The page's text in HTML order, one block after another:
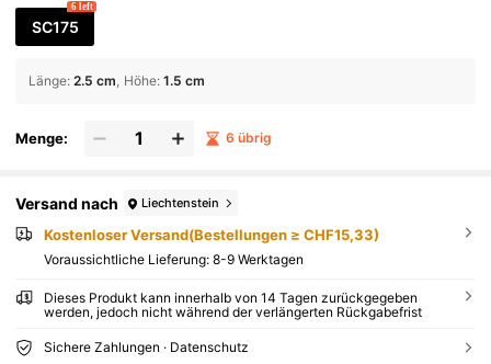
SC175
6 left
Länge: 2.5 cm Höhe: 1.5 cm
Menge: 6 übrig
Versand nach Liechtenstein
Kostenloser Versand(Bestellungen ≥ CHF15,33)
Voraussichtliche Lieferung: 8-9 Werktagen
Dieses Produkt kann innerhalb von 14 Tagen zurückgegeben
werden, jedoch nicht während der verlängerten Rückgabefrist
Sichere Zahlungen · Datenschutz